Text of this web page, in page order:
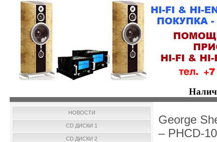
НОВОСТИ
CD ДИСКИ 1
CD ДИСКИ 2
George
– PHCD-